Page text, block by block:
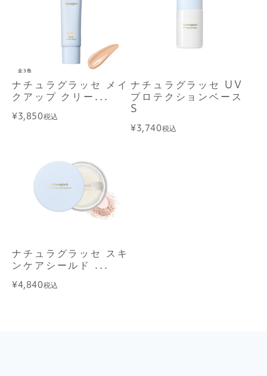
ナチュラグラッセ メイ
クアップ クリー...
¥3,850税込
ナチュラグラッセ UV
プロテクションベース
S
¥3,740税込
ナチュラグラッセ スキ
ンケアシールド ...
¥4,840税込